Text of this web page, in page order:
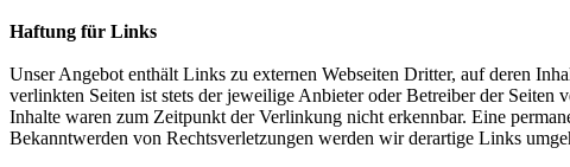
Haftung für Links
Unser Angebot enthält Links zu externen Webseiten Dritter, auf deren
verlinkten Seiten ist stets der jeweilige Anbieter oder Betreiber der
Inhalte waren zum Zeitpunkt der Verlinkung nicht erkennbar. Eine
Bekanntwerden von Rechtsverletzungen werden wir derartige Links